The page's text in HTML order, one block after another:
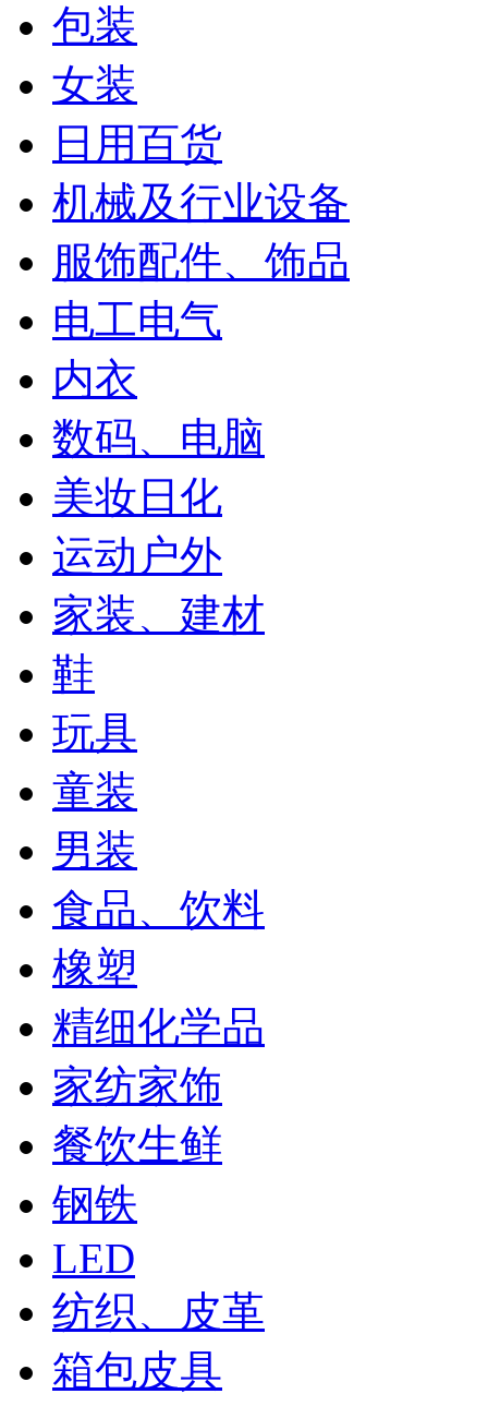
包装
女装
日用百货
机械及行业设备
服饰配件、饰品
电工电气
内衣
数码、电脑
美妆日化
运动户外
家装、建材
鞋
玩具
童装
男装
食品、饮料
橡塑
精细化学品
家纺家饰
餐饮生鲜
钢铁
LED
纺织、皮革
箱包皮具